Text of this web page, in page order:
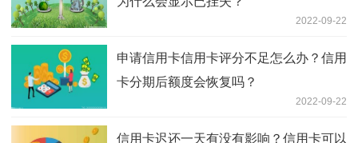
2022-09-22
申请信用卡信用卡评分不足怎么办？信用
卡分期后额度会恢复吗？
2022-09-22
信用卡迟还一天有没有影响？信用卡可以